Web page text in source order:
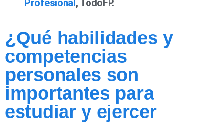
Profesional, TodoFP.
¿Qué habilidades y
competencias
personales son
importantes para
estudiar y ejercer